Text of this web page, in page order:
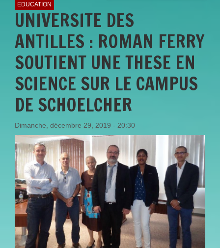
EDUCATION
UNIVERSITE DES
ANTILLES : ROMAN FERRY
SOUTIENT UNE THESE EN
SCIENCE SUR LE CAMPUS
DE SCHOELCHER
Dimanche, décembre 29, 2019 - 20:30